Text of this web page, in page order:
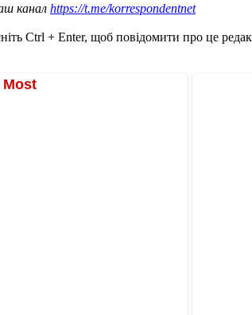
канал https://t.me/korrespondentnet
Ctrl + Enter, щоб повідомити про це